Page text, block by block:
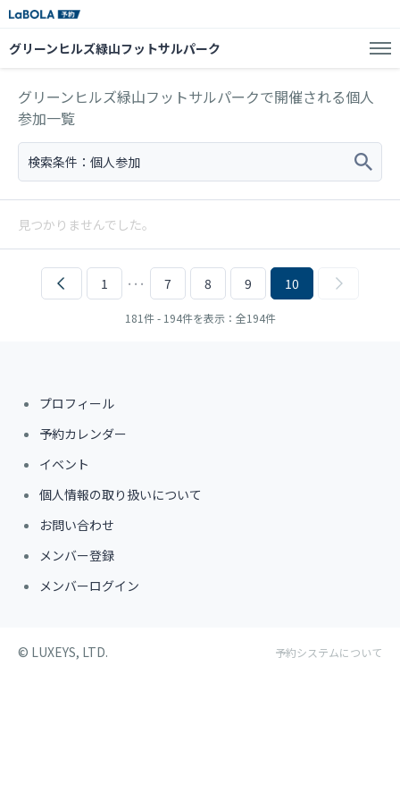
グリーンヒルズ緑山フットサルパーク
グリーンヒルズ緑山フットサルパークで開催される個人
参加一覧
検索条件： 個人参加
見つかりませんでした。
1 ･･･ 7 8 9 10
181件 - 194件を表示：全194件
プロフィール
予約カレンダー
イベント
個人情報の取り扱いについて
お問い合わせ
メンバー登録
メンバーログイン
©︎ LUXEYS, LTD. 予約システムについて